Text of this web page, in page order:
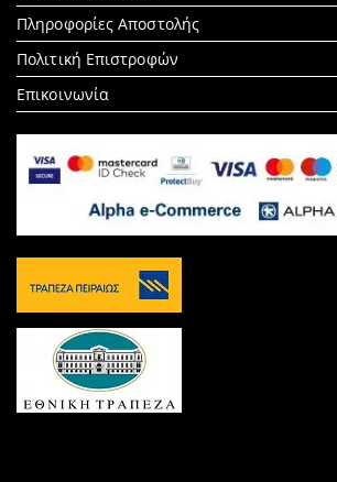
Πληροφορίες Αποστολής
Πολιτική Επιστροφών
Επικοινωνία